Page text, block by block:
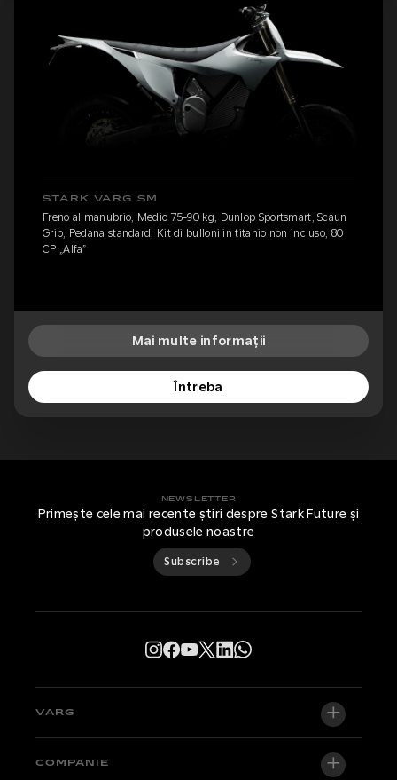
STARK VARG SM
Freno al manubrio, Medio 75-90 kg, Dunlop Sportsmart, Scaun
Grip, Pedana standard, Kit di bulloni in titanio non incluso, 80
CP „Alfa”
Mai multe informații
Întreba
NEWSLETTER
Primește cele mai recente știri despre Stark Future și
produsele noastre
Subscribe
VARG
VARG EX
COMPANIE